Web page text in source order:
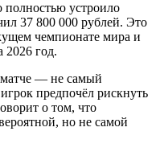
полностью устроило
37 800 000 рублей. Это
чемпионате мира и
2026 год.
матче — не самый
предпочёл рискнуть
о том, что
но не самой